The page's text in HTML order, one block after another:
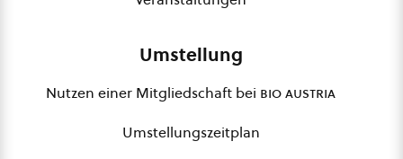
Umstellung
Nutzen einer Mitgliedschaft bei bio austria
Umstellungszeitplan